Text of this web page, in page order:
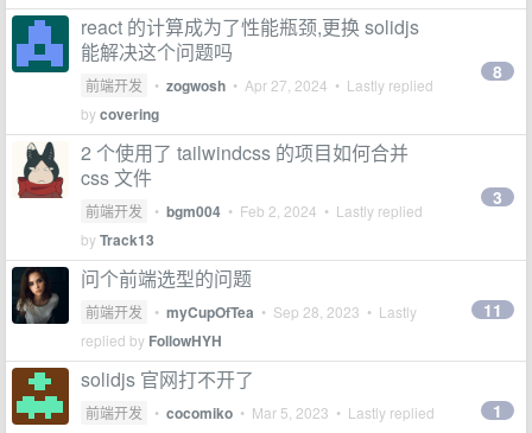
react 的计算成为了性能瓶颈,更换 solidjs
能解决这个问题吗
前端开发 • zogwosh • Apr 27, 2024 • Lastly replied
bycovering
8
2 个使用了 tailwindcss 的项目如何合并
css 文件
前端开发 • bgm004 • Feb 2, 2024 • Lastly replied
byTrack13
3
问个前端选型的问题
前端开发 • myCupOfTea • Sep 28, 2023 • Lastly
replied by FollowHYH
11
solidjs 官网打不开了
前端开发 • cocomiko • Mar 5, 2023 • Lastly replied
1